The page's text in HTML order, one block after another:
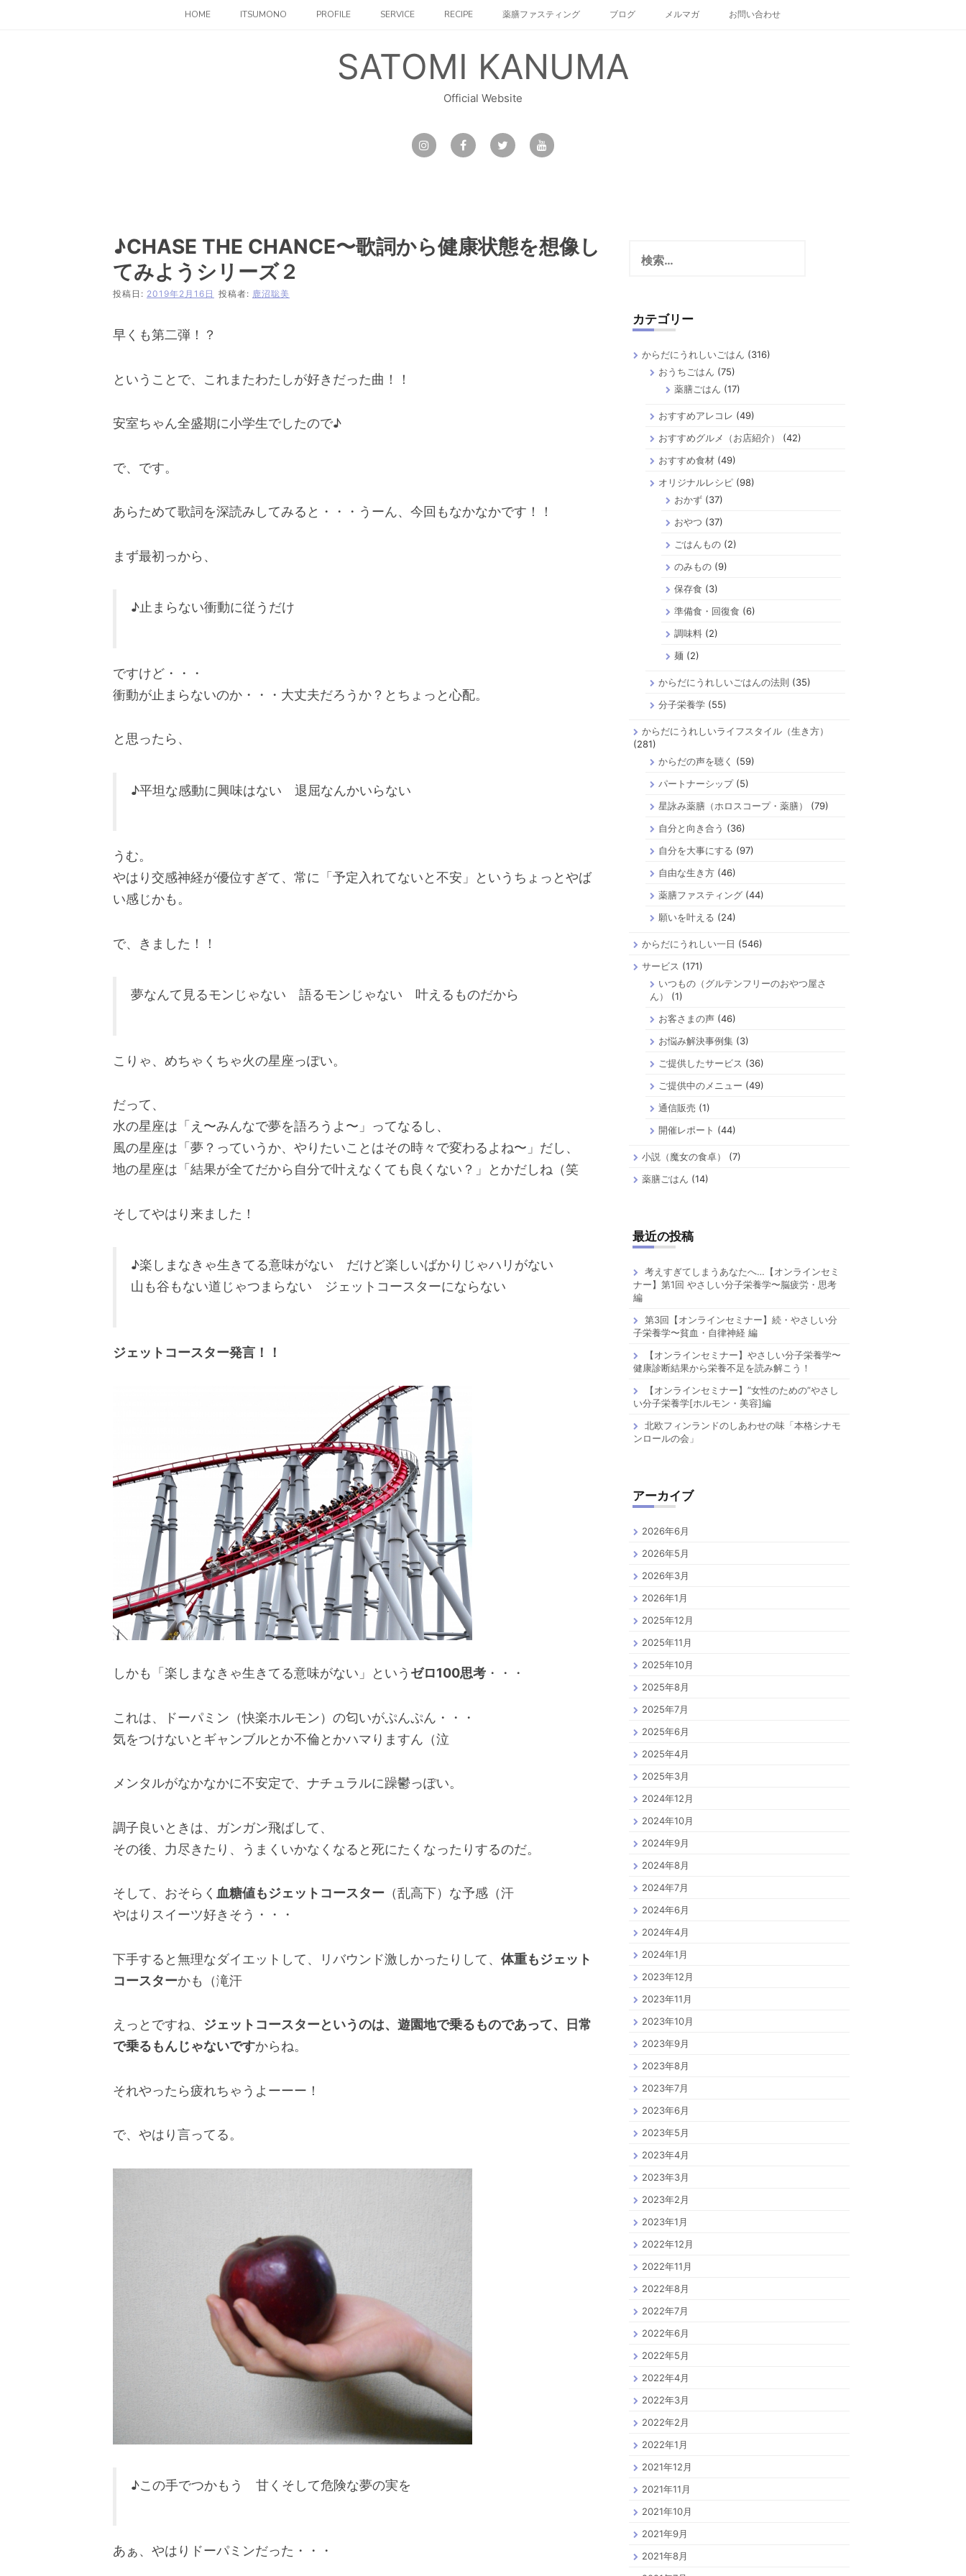
HOME ITSUMONO PROFILE SERVICE RECIPE 薬膳ファスティング ブログ メルマガ お問い合わせ
SATOMI KANUMA
Official Website
♪CHASE THE CHANCE〜歌詞から健康状態を想像し
てみようシリーズ２
投稿日: 2019年2月16日 投稿者: 鹿沼聡美
早くも第二弾！？
ということで、これまたわたしが好きだった曲！！
安室ちゃん全盛期に小学生でしたので♪
で、です。
あらためて歌詞を深読みしてみると・・・うーん、今回もなかなかです！！
まず最初っから、
♪止まらない衝動に従うだけ
ですけど・・・
衝動が止まらないのか・・・大丈夫だろうか？とちょっと心配。
と思ったら、
♪平坦な感動に興味はない 退屈なんかいらない
うむ。
やはり交感神経が優位すぎて、常に「予定入れてないと不安」というちょっとやば
い感じかも。
で、きました！！
夢なんて見るモンじゃない 語るモンじゃない 叶えるものだから
こりゃ、めちゃくちゃ火の星座っぽい。
だって、
水の星座は「え〜みんなで夢を語ろうよ〜」ってなるし、
風の星座は「夢？っていうか、やりたいことはその時々で変わるよね〜」だし、
地の星座は「結果が全てだから自分で叶えなくても良くない？」とかだしね（笑
そしてやはり来ました！
♪楽しまなきゃ生きてる意味がない だけど楽しいばかりじゃハリがない
山も谷もない道じゃつまらない ジェットコースターにならない
ジェットコースター発言！！
しかも「楽しまなきゃ生きてる意味がない」という ゼロ100思考 ・・・
これは、ドーパミン（快楽ホルモン）の匂いがぷんぷん・・・
気をつけないとギャンブルとか不倫とかハマりますん（泣
メンタルがなかなかに不安定で、ナチュラルに躁鬱っぽい。
調子良いときは、ガンガン飛ばして、
その後、力尽きたり、うまくいかなくなると死にたくなったりするのだ。
そして、おそらく 血糖値もジェットコースター （乱高下）な予感（汗
やはりスイーツ好きそう・・・
下手すると無理なダイエットして、リバウンド激しかったりして、 体重もジェット
コースターかも（滝汗
えっとですね、 ジェットコースターというのは、遊園地で乗るものであって、日常
で乗るもんじゃないですからね。
それやったら疲れちゃうよーーー！
で、やはり言ってる。
♪この手でつかもう 甘くそして危険な夢の実を
あぁ、やはりドーパミンだった・・・
索:
カテゴリー
からだにうれしいごはん (316)
おうちごはん (75)
薬膳ごはん (17)
おすすめアレコレ (49)
おすすめグルメ（お店紹介）
(42)
おすすめ食材(49)
オリジナルレシピ(98)
おかず(37)
おやつ (37)
ごはんもの(2)
のみもの(9)
保存食 (3)
準備食・回復食 (6)
調味料(2)
麺 (2)
からだにうれしいごはんの法則 (35)
分子栄養学(55)
からだにうれしいライフスタイル（生き方）
(281)
からだの声を聴く
(59)
パートナーシップ(5)
星詠み薬膳（ホロスコープ・薬膳）
(79)
自分と向き合う (36)
自分を大事にする (97)
自由な生き方(46)
薬膳ファスティング(44)
願いを叶える (24)
からだにうれしい一日 (546)
サービス (171)
いつもの（グルテンフリーのおやつ屋さ
ん）
(1)
お客さまの声(46)
お悩み解決事例集 (3)
ご提供したサービス (36)
ご提供中のメニュー (49)
通信販売 (1)
開催レポート (44)
小説（魔女の食卓）
(7)
薬膳ごはん (14)
最近の投稿
考えすぎてしまうあなたへ…【オンラインセミ
ナー】第1回 やさしい分子栄養学〜脳疲労・思考
編
第3回【オンラインセミナー】続・やさしい分
子栄養学〜貧血・自律神経 編
【オンラインセミナー】やさしい分子栄養学〜
健康診断結果から栄養不足を読み解こう！
【オンラインセミナー】”女性のための”やさし
い分子栄養学[ホルモン・美容]編
北欧フィンランドのしあわせの味「本格シナモ
ンロールの会」
アーカイブ
2026年6月
2026年5月
2026年3月
2026年1月
2025年12月
2025年11月
2025年10月
2025年8月
2025年7月
2025年6月
2025年4月
2025年3月
2024年12月
2024年10月
2024年9月
2024年8月
2024年7月
2024年6月
2024年4月
2024年1月
2023年12月
2023年11月
2023年10月
2023年9月
2023年8月
2023年7月
2023年6月
2023年5月
2023年4月
2023年3月
2023年2月
2023年1月
2022年12月
2022年11月
2022年8月
2022年7月
2022年6月
2022年5月
2022年4月
2022年3月
2022年2月
2022年1月
2021年12月
2021年11月
2021年10月
2021年9月
2021年8月